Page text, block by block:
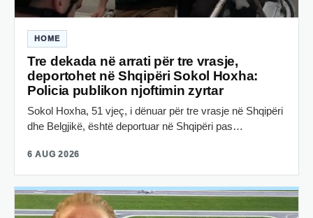
HOME
Tre dekada në arrati për tre vrasje,
deportohet në Shqipëri Sokol Hoxha:
Policia publikon njoftimin zyrtar
Sokol Hoxha, 51 vjeç, i dënuar për tre vrasje në Shqipëri
dhe Belgjikë, është deportuar në Shqipëri pas…
6 AUG 2026